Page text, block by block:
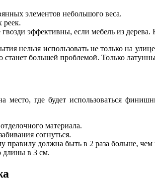
элементов небольшого веса.
реек.
эффективны, если мебель из
нельзя использовать не только на
станет большей проблемой. Только
место, где будет использоваться
материала.
согнуться.
правилу должна быть в 2 раза больше,
длины в 3 см.